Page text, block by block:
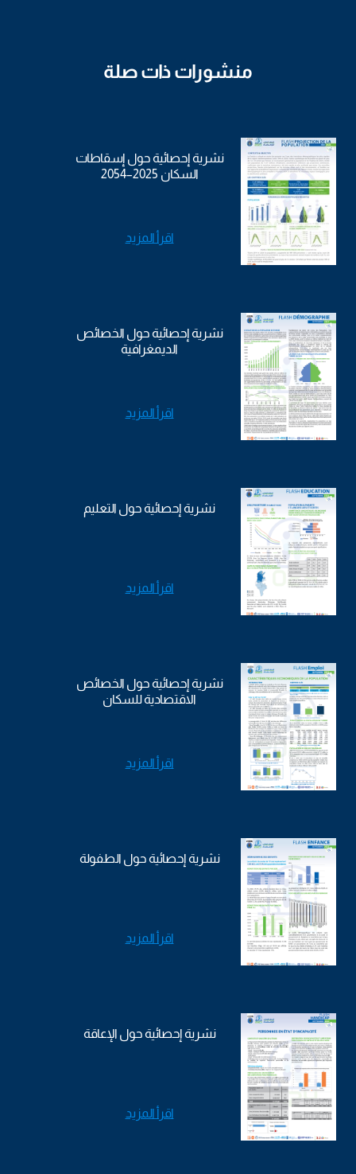
منشورات ذات صلة
نشرية إحصائية حول إسقاطات
السكان 2025–2054
اقرأ المزيد
نشرية إحصائية حول الخصائص
الديمغرافية
اقرأ المزيد
نشرية إحصائية حول التعليم
اقرأ المزيد
نشرية إحصائية حول الخصائص
الاقتصادية للسكان
اقرأ المزيد
نشرية إحصائية حول الطفولة
اقرأ المزيد
نشرية إحصائية حول الإعاقة
اقرأ المزيد